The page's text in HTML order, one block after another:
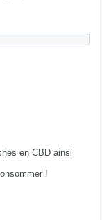
en CBD ainsi
!